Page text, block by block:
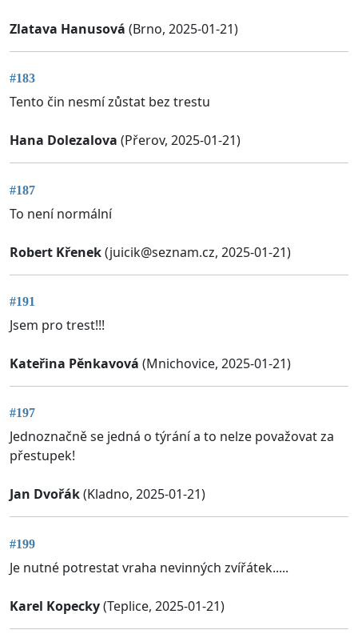
Zlatava Hanusová (Brno, 2025-01-21)
#183
Tento čin nesmí zůstat bez trestu
Hana Dolezalova (Přerov, 2025-01-21)
#187
To není normální
Robert Křenek(juicik@seznam.cz, 2025-01-21)
#191
Jsem pro trest!!!
Kateřina Pěnkavová (Mnichovice, 2025-01-21)
#197
Jednoznačně se jedná o týrání a to nelze považovat za
přestupek!
Jan Dvořák(Kladno, 2025-01-21)
#199
Je nutné potrestat vraha nevinných zvířátek.....
Karel Kopecky(Teplice, 2025-01-21)